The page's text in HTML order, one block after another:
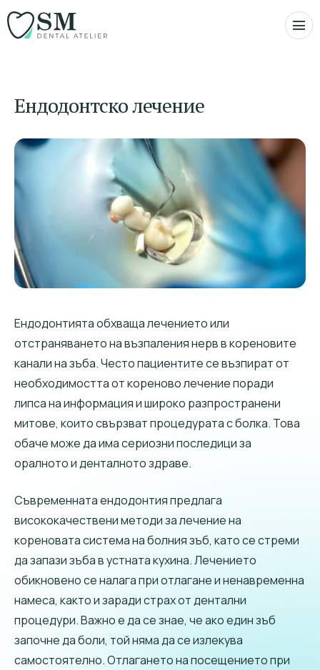
Ендодонтско лечение​
Ендодонтията обхваща лечението или
отстраняването на възпаления нерв в кореновите
канали на зъба. Често пациентите се възпират от
необходимостта от кореново лечение поради
липса на информация и широко разпространени
митове, които свързват процедурата с болка. Това
обаче може да има сериозни последици за
оралното и денталното здраве.
Съвременната ендодонтия предлага
висококачествени методи за лечение на
кореновата система на болния зъб, като се стреми
да запази зъба в устната кухина. Лечението
обикновено се налага при отлагане и ненавременна
намеса, както и заради страх от дентални
процедури. Важно е да се знае, че ако един зъб
започне да боли, той няма да се излекува
самостоятелно. Отлагането на посещението при